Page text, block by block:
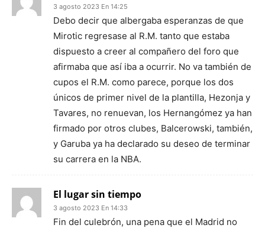
3 agosto 2023 En 14:25
Debo decir que albergaba esperanzas de que
Mirotic regresase al R.M. tanto que estaba
dispuesto a creer al compañero del foro que
afirmaba que así iba a ocurrir. No va también de
cupos el R.M. como parece, porque los dos
únicos de primer nivel de la plantilla, Hezonja y
Tavares, no renuevan, los Hernangómez ya han
firmado por otros clubes, Balcerowski, también,
y Garuba ya ha declarado su deseo de terminar
su carrera en la NBA.
El lugar sin tiempo
3 agosto 2023 En 14:33
Fin del culebrón, una pena que el Madrid no